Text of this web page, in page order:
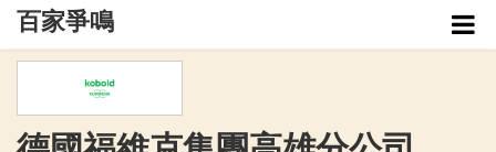
百家爭鳴
管理介面
企業列表